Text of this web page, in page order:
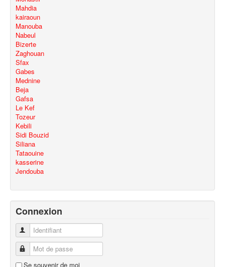
Mahdia
kairaoun
Manouba
Nabeul
Bizerte
Zaghouan
Sfax
Gabes
Mednine
Beja
Gafsa
Le Kef
Tozeur
Kebili
Sidi Bouzid
Siliana
Tataouine
kasserine
Jendouba
Connexion
Identifiant
Mot de passe
Se souvenir de moi